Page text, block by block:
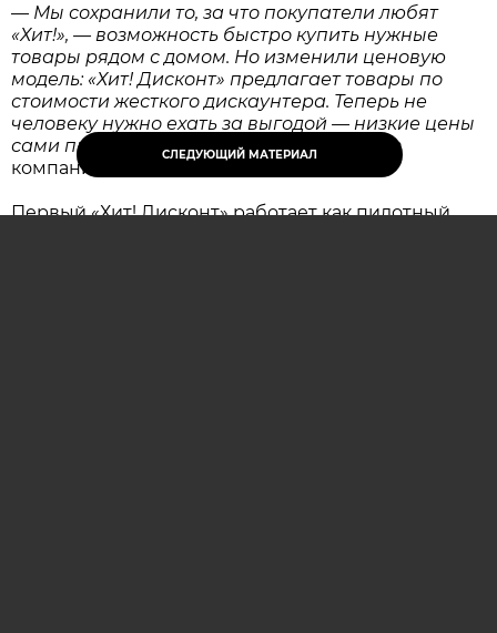
СЛЕДУЮЩИЙ МАТЕРИАЛ
— Мы сохранили то, за что покупатели любят
«Хит!», — возможность быстро купить нужные
товары рядом с домом. Но изменили ценовую
модель: «Хит! Дисконт» предлагает товары по
стоимости жесткого дискаунтера. Теперь не
человеку нужно ехать за выгодой — низкие цены
сами приходят в его район, — отметили в
компании.
Первый «Хит! Дисконт» работает как пилотный